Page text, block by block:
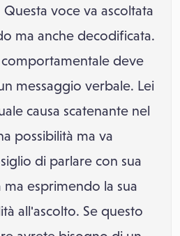
voce va ascoltata
ma anche decodificata.
comportamentale deve
messaggio verbale. Lei
causa scatenante nel
possibilità ma va
di parlare con sua
ma esprimendo la sua
all'ascolto. Se questo